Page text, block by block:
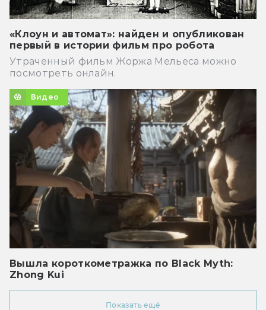
«Клоун и автомат»: найден и опубликован
первый в истории фильм про робота
Утраченный фильм Жоржа Мельеса можно
посмотреть онлайн.
Видео
Вышла короткометражка по Black Myth:
Zhong Kui
Показать ещё